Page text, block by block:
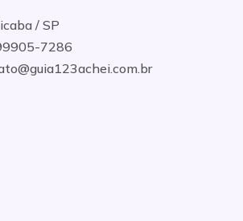
De Cozinha No Bairro Morato Em
/ SP
7286